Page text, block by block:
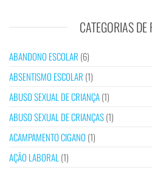
CATEGORIAS
ABANDONO ESCOLAR (6)
ABSENTISMO ESCOLAR (1)
ABUSO SEXUAL DE CRIANÇA(1)
ABUSO SEXUAL DE CRIANÇAS(1)
ACAMPAMENTO CIGANO (1)
AÇÃO LABORAL (1)